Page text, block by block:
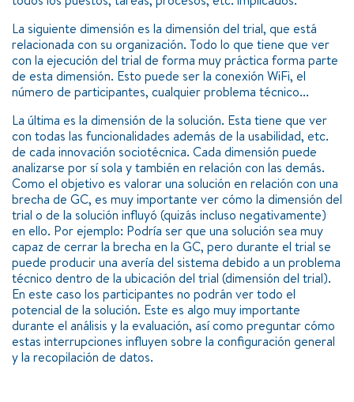
La siguiente dimensión es la dimensión del trial, que está
relacionada con su organización. Todo lo que tiene que ver
con la ejecución del trial de forma muy práctica forma parte
de esta dimensión. Esto puede ser la conexión WiFi, el
número de participantes, cualquier problema técnico...
La última es la dimensión de la solución. Esta tiene que ver
con todas las funcionalidades además de la usabilidad, etc.
de cada innovación sociotécnica. Cada dimensión puede
analizarse por sí sola y también en relación con las demás.
Como el objetivo es valorar una solución en relación con una
brecha de GC, es muy importante ver cómo la dimensión del
trial o de la solución influyó (quizás incluso negativamente)
en ello. Por ejemplo: Podría ser que una solución sea muy
capaz de cerrar la brecha en la GC, pero durante el trial se
puede producir una avería del sistema debido a un problema
técnico dentro de la ubicación del trial (dimensión del trial).
En este caso los participantes no podrán ver todo el
potencial de la solución. Este es algo muy importante
durante el análisis y la evaluación, así como preguntar cómo
estas interrupciones influyen sobre la configuración general
y la recopilación de datos.